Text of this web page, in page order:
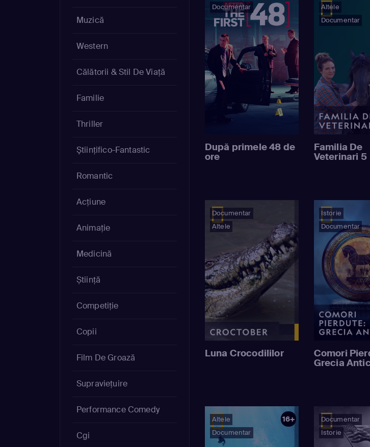
Muzică
Western
Călătorii & Stil De Viață
Familie
Thriller
Ştiinţifico-Fantastic
Romantic
Acţiune
Animație
Medicină
Știință
Competiție
Copii
Film De Groază
Supravieţuire
Performance Comedy
Cgi
Documentar
După primele 48 de
ore
Altele
Documentar
Familia De
Veterinari 5
Documentar
Altele
Luna Crocodililor
Istorie
Documentar
Comori
Grecia
Altele
Documentar
16+
Documentar
Istorie